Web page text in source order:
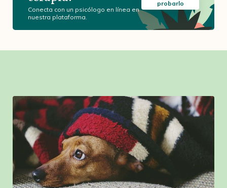
Conecta con un psicólogo en línea en
nuestra plataforma.
probarlo